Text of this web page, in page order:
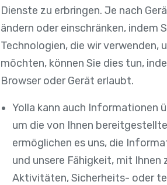
Dienste zu erbringen. Je nach
ändern oder einschränken, indem
Technologien, die wir
möchten, können Sie dies tun,
Browser oder Gerät erlaubt.
Yolla kann auch Informationen
um die von Ihnen
ermöglichen es uns, die
und unsere Fähigkeit, mit
Aktivitäten, Sicherheits- oder